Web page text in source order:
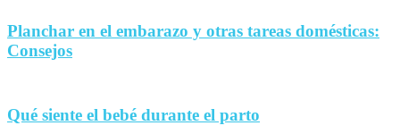
Planchar en el embarazo y otras tareas domésticas:
Consejos
Qué siente el bebé durante el parto